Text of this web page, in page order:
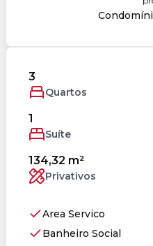
3
Quartos
1
Suíte
134,32 m²
Privativos
Area Servico
Banheiro Social